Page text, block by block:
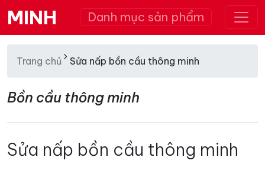
MINH Danh mục sản phẩm
Trang chủ Sửa nấp bồn cầu thông minh
Bồn cầu thông minh
Sửa nấp bồn cầu thông minh